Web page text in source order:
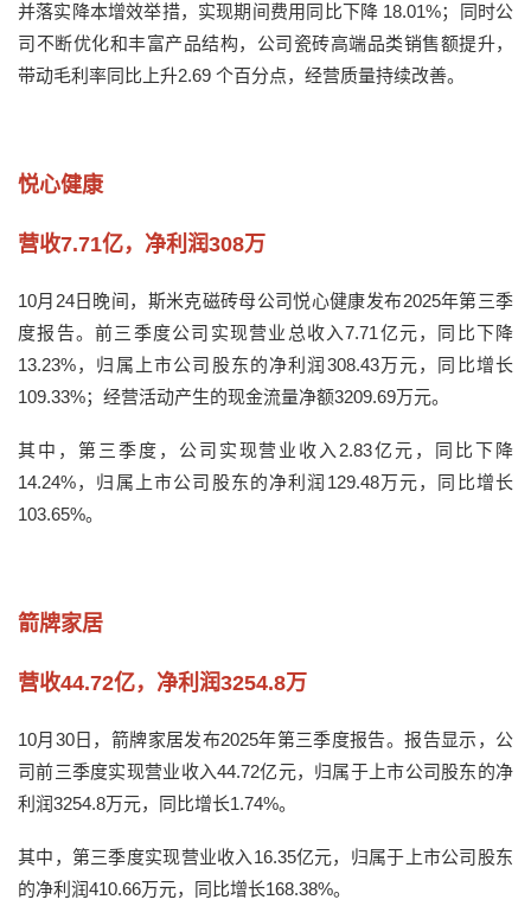
并落实降本增效举措，实现期间费用同比下降 18.01%；同时公
司不断优化和丰富产品结构，公司瓷砖高端品类销售额提升，
带动毛利率同比上升2.69 个百分点，经营质量持续改善。
悦心健康
营收7.71亿，净利润308万
10月24日晚间，斯米克磁砖母公司悦心健康发布2025年第三季
度报告。前三季度公司实现营业总收入7.71亿元，同比下降
13.23%，归属上市公司股东的净利润308.43万元，同比增长
109.33%；经营活动产生的现金流量净额3209.69万元。
其中，第三季度，公司实现营业收入2.83亿元，同比下降
14.24%，归属上市公司股东的净利润129.48万元，同比增长
103.65%。
箭牌家居
营收44.72亿，净利润3254.8万
10月30日，箭牌家居发布2025年第三季度报告。报告显示，公
司前三季度实现营业收入44.72亿元，归属于上市公司股东的净
利润3254.8万元，同比增长1.74%。
其中，第三季度实现营业收入16.35亿元，归属于上市公司股东
的净利润410.66万元，同比增长168.38%。